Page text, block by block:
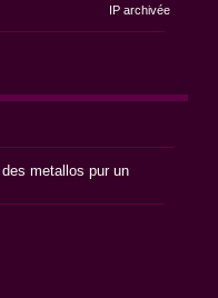
IP archivée
metallos pur un